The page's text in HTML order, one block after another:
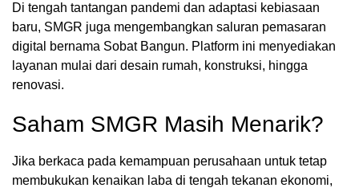
Di tengah tantangan pandemi dan adaptasi kebiasaan
baru, SMGR juga mengembangkan saluran pemasaran
digital bernama Sobat Bangun. Platform ini menyediakan
layanan mulai dari desain rumah, konstruksi, hingga
renovasi.
Saham SMGR Masih Menarik?
Jika berkaca pada kemampuan perusahaan untuk tetap
membukukan kenaikan laba di tengah tekanan ekonomi,